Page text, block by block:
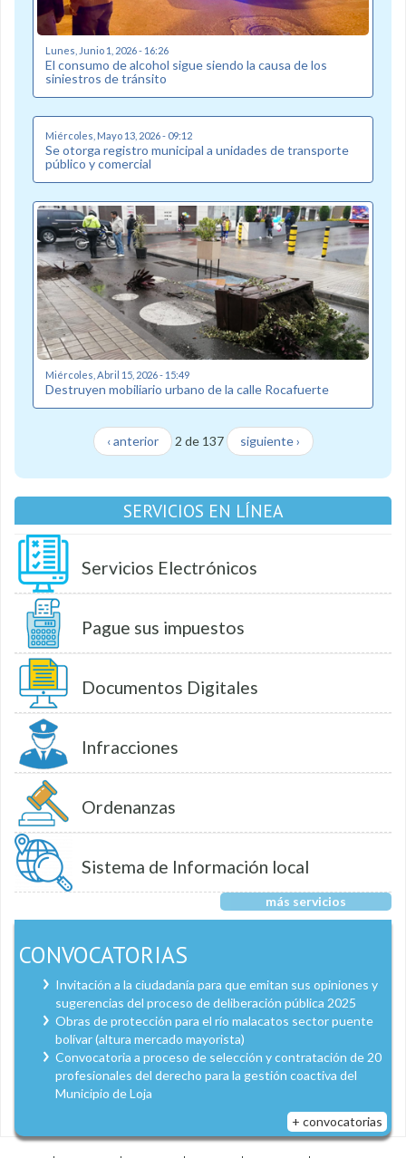
Lunes, Junio 1, 2026 - 16:26
El consumo de alcohol sigue siendo la causa de los
siniestros de tránsito
Miércoles, Mayo 13, 2026 - 09:12
Se otorga registro municipal a unidades de transporte
público y comercial
Miércoles, Abril 15, 2026 - 15:49
Destruyen mobiliario urbano de la calle Rocafuerte
‹ anterior 2 de 137 siguiente ›
SERVICIOS EN LÍNEA
Servicios Electrónicos
Pague sus impuestos
Documentos Digitales
Infracciones
Ordenanzas
Sistema de Información local
más servicios
CONVOCATORIAS
Invitación a la ciudadanía para que emitan sus opiniones y
sugerencias del proceso de deliberación pública 2025
Obras de protección para el río malacatos sector puente
bolívar (altura mercado mayorista)
Convocatoria a proceso de selección y contratación de 20
profesionales del derecho para la gestión coactiva del
Municipio de Loja
+ convocatorias